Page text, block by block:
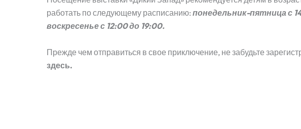
работать по следующему расписанию: понедельник-пятница с
воскресенье с 12:00 до 19:00.
Прежде чем отправиться в свое приключение, не забудьте
здесь.